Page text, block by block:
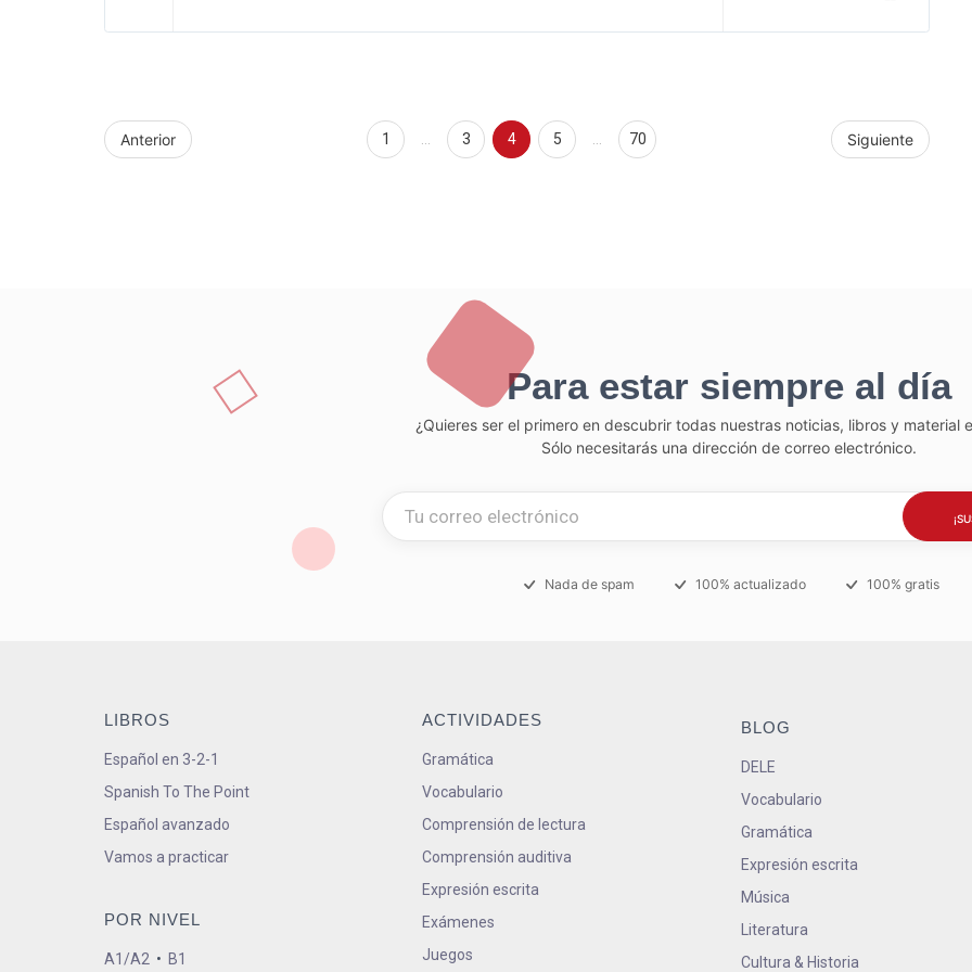
Anterior Siguiente
1 … 3 4 5 … 70
Para estar siempre al día
¿Quieres ser el primero en descubrir todas nuestras noticias, libros y material
Sólo necesitarás una dirección de correo electrónico.
Nada de spam 100% actualizado 100% gratis
LIBROS
Español en 3-2-1
Spanish To The Point
Español avanzado
Vamos a practicar
POR NIVEL
A1/A2 • B1
ACTIVIDADES
Gramática
Vocabulario
Comprensión de lectura
Comprensión auditiva
Expresión escrita
Exámenes
Juegos
BLOG
DELE
Vocabulario
Gramática
Expresión escrita
Música
Literatura
Cultura & Historia